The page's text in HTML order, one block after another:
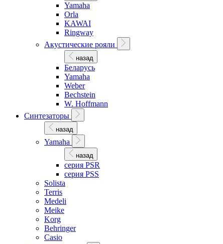
Yamaha
Orla
KAWAI
Ringway
Акустические рояли
назад
Беларусь
Yamaha
Weber
Bechstein
W. Hoffmann
Синтезаторы
назад
Yamaha
назад
серия PSR
серия PSS
Solista
Terris
Medeli
Meike
Korg
Behringer
Casio